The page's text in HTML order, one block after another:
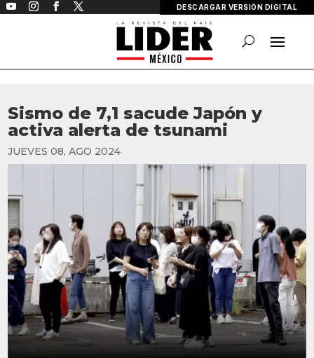
DESCARGAR VERSIÓN DIGITAL
Sismo de 7,1 sacude Japón y
activa alerta de tsunami
JUEVES 08, AGO 2024